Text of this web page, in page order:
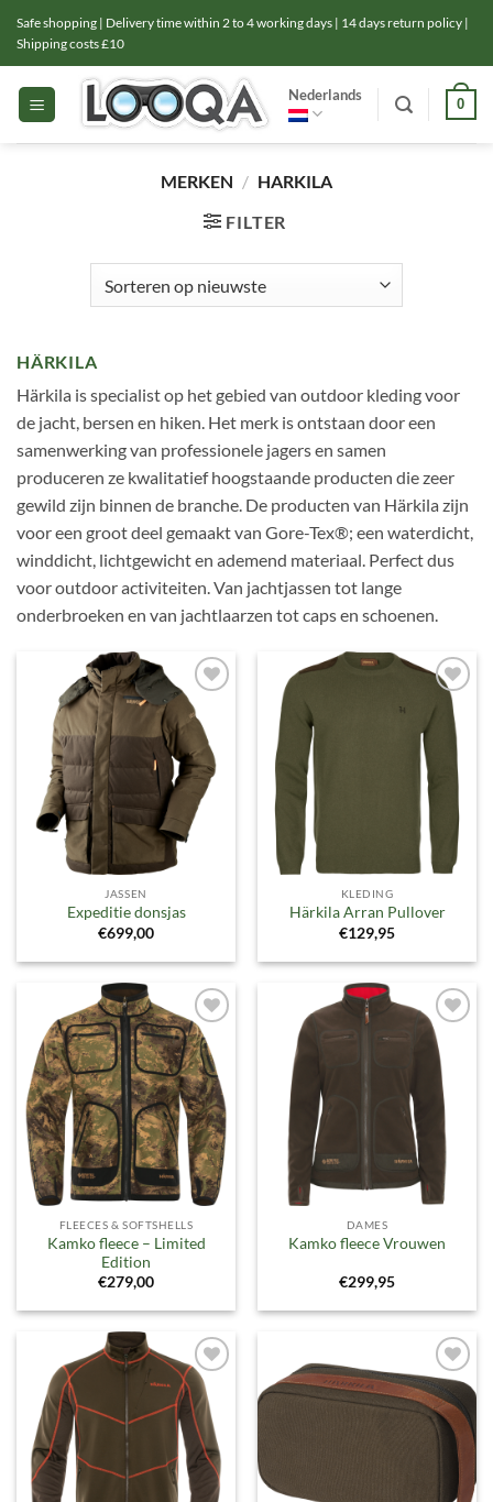
naar
inhoud
Safe shopping | Delivery time within 2 to 4 working days | 14 days return policy |
Shipping costs £10
Nederlands
0
MERKEN / HARKILA
FILTER
HÄRKILA
Härkila is specialist op het gebied van outdoor kleding voor
de jacht, bersen en hiken. Het merk is ontstaan door een
samenwerking van professionele jagers en samen
produceren ze kwalitatief hoogstaande producten die zeer
gewild zijn binnen de branche. De producten van Härkila zijn
voor een groot deel gemaakt van Gore-Tex®; een waterdicht,
winddicht, lichtgewicht en ademend materiaal. Perfect dus
voor outdoor activiteiten. Van jachtjassen tot lange
onderbroeken en van jachtlaarzen tot caps en schoenen.
Toevoegen
aan
verlanglijst
JASSEN
Expeditie donsjas
€699,00
Toevoegen
aan
verlanglijst
KLEDING
Härkila Arran Pullover
€129,95
Toevoegen
aan
verlanglijst
FLEECES & SOFTSHELLS
Kamko fleece – Limited
Edition
€279,00
Toevoegen
aan
verlanglijst
DAMES
Kamko fleece Vrouwen
€299,95
Toevoegen
aan
verlanglijst
Toevoegen
aan
verlanglijst